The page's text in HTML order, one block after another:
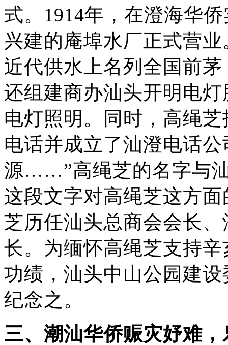
式。1914年，在澄海华
兴建的庵埠水厂正式营
近代供水上名列全国前
还组建商办汕头开明电
电灯照明。同时，高绳
电话并成立了汕澄电话
源……”高绳芝的名字与
这段文字对高绳芝这方
芝历任汕头总商会会长
长。为缅怀高绳芝支持
功绩，汕头中山公园建
纪念之。
三、潮汕华侨赈灾妤难